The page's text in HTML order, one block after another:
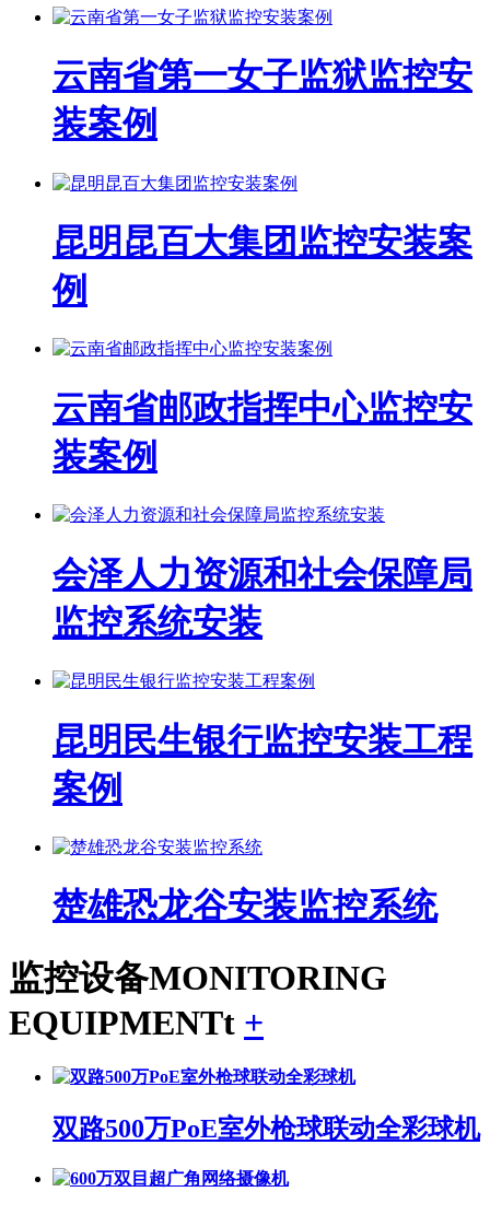
云南省第一女子监狱监控安
装案例
昆明昆百大集团监控安装案
例
云南省邮政指挥中心监控安
装案例
会泽人力资源和社会保障局
监控系统安装
昆明民生银行监控安装工程
案例
楚雄恐龙谷安装监控系统
监控设备MONITORING
EQUIPMENTt +
双路500万PoE室外枪球联动全彩球机